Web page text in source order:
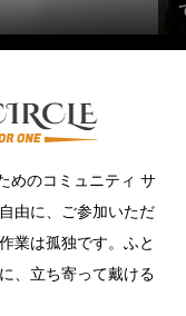
めのコミュニティ サ
由に、ご参加いただ
業は孤独です。ふと
、立ち寄って戴ける